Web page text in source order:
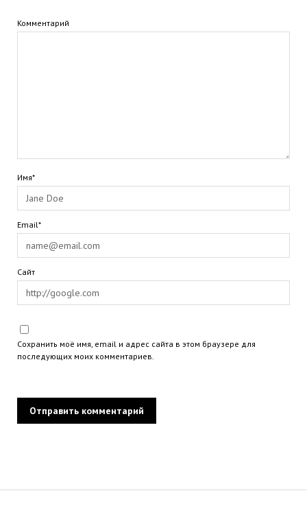
Комментарий
Имя*
Email*
Сайт
Сохранить моё имя, email и адрес сайта в этом браузере для
последующих моих комментариев.